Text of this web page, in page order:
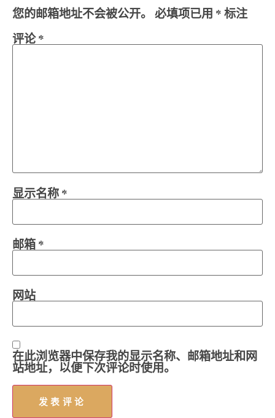
您的邮箱地址不会被公开。 必填项已用 *标注
评论*
显示名称*
邮箱*
网站
在此浏览器中保存我的显示名称、邮箱地址和网
站地址，以便下次评论时使用。